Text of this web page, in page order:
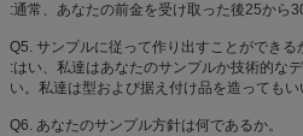
:通常、あなたの前金を受け取った後25から
Q5. サンプルに従って作り出すことができる
:はい、私達はあなたのサンプルか技術的な
い。私達は型および据え付け品を造ってもい
Q6. あなたのサンプル方針は何であるか。